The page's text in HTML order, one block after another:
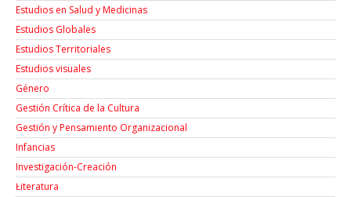
Estudios en Salud y Medicinas
Estudios Globales
Estudios Territoriales
Estudios visuales
Género
Gestión Crítica de la Cultura
Gestión y Pensamiento Organizacional
Infancias
Investigación-Creación
Łiteratura